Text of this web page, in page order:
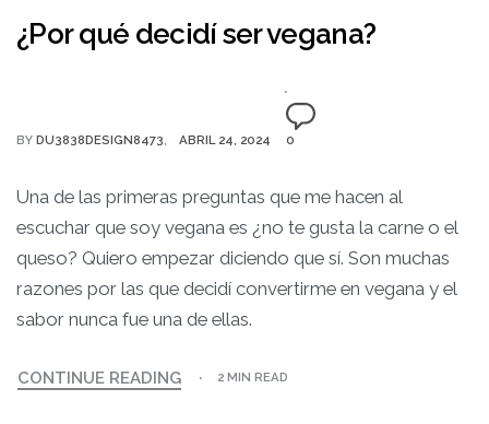
¿Por qué decidí ser vegana?
BY DU3838DESIGN8473 ABRIL 24, 2024 0
Una de las primeras preguntas que me hacen al
escuchar que soy vegana es ¿no te gusta la carne o el
queso? Quiero empezar diciendo que sí. Son muchas
razones por las que decidí convertirme en vegana y el
sabor nunca fue una de ellas.
CONTINUE READING 2 MIN READ